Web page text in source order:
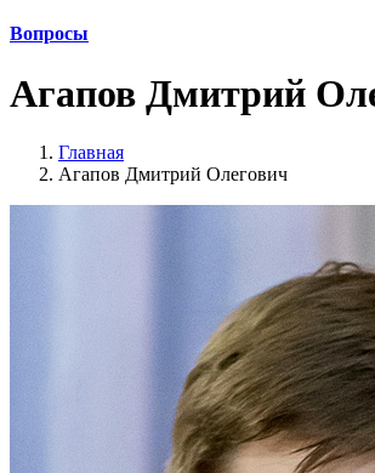
Вопросы
Агапов Дмитрий
Главная
Агапов Дмитрий Олегович